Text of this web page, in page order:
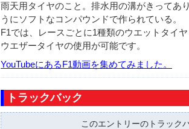
雨天用タイヤのこと。排水用の溝がきってあ
うにソフトなコンパウンドで作られている。
F1では、レースごとに1種類のウエットタイ
ウエザータイヤの使用が可能です。
YouTubeにあるF1動画を集めてみました。
トラックバック
このエントリーのトラック